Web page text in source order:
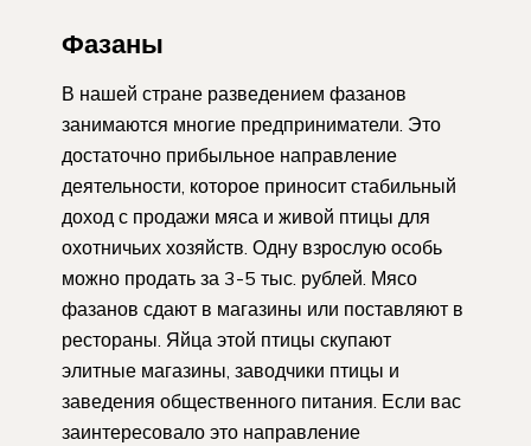
Фазаны
В нашей стране разведением фазанов
занимаются многие предприниматели. Это
достаточно прибыльное направление
деятельности, которое приносит стабильный
доход с продажи мяса и живой птицы для
охотничьих хозяйств. Одну взрослую особь
можно продать за 3-5 тыс. рублей. Мясо
фазанов сдают в магазины или поставляют в
рестораны. Яйца этой птицы скупают
элитные магазины, заводчики птицы и
заведения общественного питания. Если вас
заинтересовало это направление